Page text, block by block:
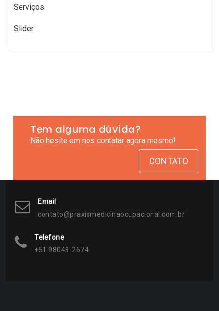
Serviços
Slider
Tem alguma dúvida?
Não hesite em nos contatar agora mesmo!
CONTATO
Email
contato@praxismedicinaocupacional.com.br
Telefone
+51 98043-2674